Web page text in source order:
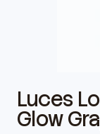
Luces
Glow